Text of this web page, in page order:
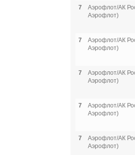
7
Аэрофлот/АК
Аэрофлот)
7
Аэрофлот/АК
Аэрофлот)
7
Аэрофлот/АК
Аэрофлот)
7
Аэрофлот/АК
Аэрофлот)
7
Аэрофлот/АК
Аэрофлот)